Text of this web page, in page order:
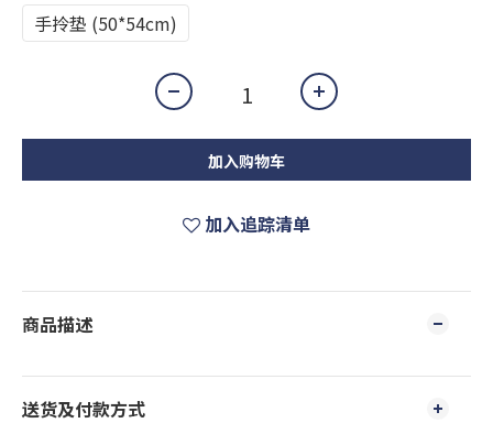
手拎垫 (50*54cm)
加入购物车
加入追踪清单
商品描述
送货及付款方式